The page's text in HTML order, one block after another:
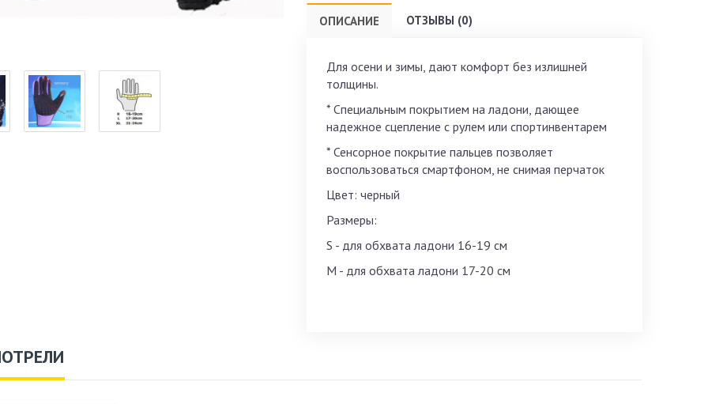
ОПИСАНИЕ ОТЗЫВЫ (0)
Для осени и зимы, дают комфорт без излишней
толщины.
* Специальным покрытием на ладони, дающее
надежное сцепление с рулем или спортинвентарем
* Сенсорное покрытие пальцев позволяет
воспользоваться смартфоном, не снимая перчаток
Цвет: черный
Размеры:
S - для обхвата ладони 16-19 см
M - для обхвата ладони 17-20 см